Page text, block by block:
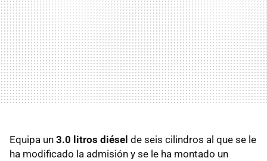
Equipa un 3.0 litros diésel de seis cilindros al que se le
ha modificado la admisión y se le ha montado un